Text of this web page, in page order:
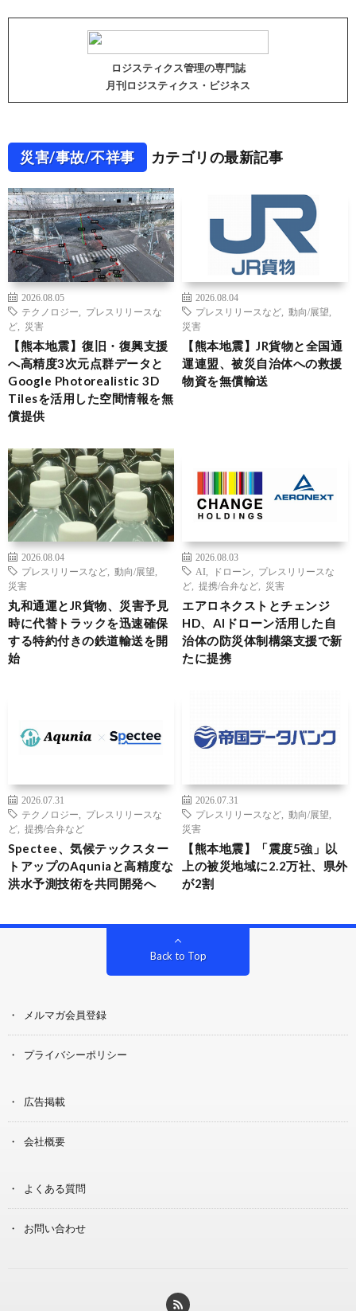
ロジスティクス管理の専門誌
月刊ロジスティクス・ビジネス
災害/事故/不祥事 カテゴリの最新記事
2026.08.05
テクノロジー
プレスリリースな
ど
災害
【熊本地震】復旧・復興支援
へ高精度3次元点群データと
Google Photorealistic 3D
Tilesを活用した空間情報を無
償提供
2026.08.04
プレスリリースなど
動向/展望
災害
【熊本地震】JR貨物と全国通
運連盟、被災自治体への救援
物資を無償輸送
2026.08.04
プレスリリースなど
動向/展望
災害
丸和通運とJR貨物、災害予見
時に代替トラックを迅速確保
する特約付きの鉄道輸送を開
始
2026.08.03
AI
ドローン
プレスリリースな
ど
提携/合弁など 災害
エアロネクストとチェンジ
HD、AIドローン活用した自
治体の防災体制構築支援で新
たに提携
2026.07.31
テクノロジー
プレスリリースな
ど
提携/合弁など
Spectee、気候テックスター
トアップのAquniaと高精度な
洪水予測技術を共同開発へ
2026.07.31
プレスリリースなど
動向/展望
災害
【熊本地震】「震度5強」以
上の被災地域に2.2万社、県外
が2割
Back to Top
メルマガ会員登録
プライバシーポリシー
広告掲載
会社概要
よくある質問
お問い合わせ